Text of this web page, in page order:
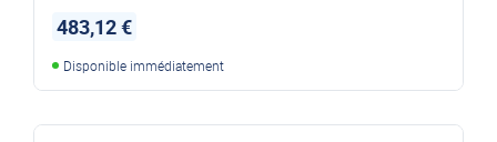
483,12 €
Disponible immédiatement